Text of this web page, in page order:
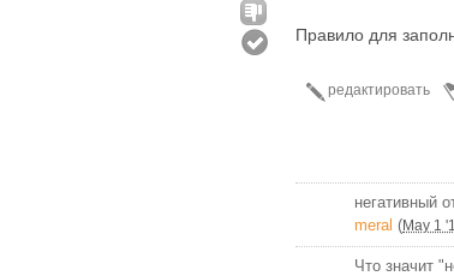
Правило для
редактировать
негативный
meral (May 1
Что значит